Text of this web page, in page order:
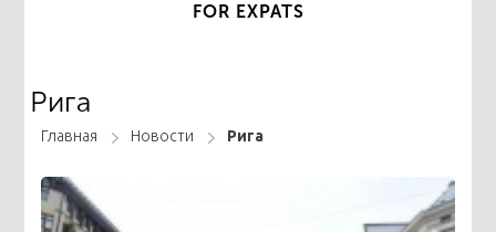
FOR EXPATS
Рига
Главная Новости Рига